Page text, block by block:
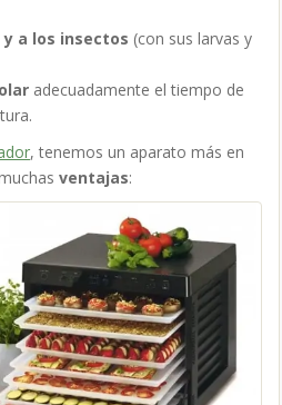
y a los insectos (con sus larvas y
adecuadamente el tiempo de
, tenemos un aparato más en
ventajas: